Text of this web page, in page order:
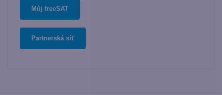
Můj freeSAT
Partnerská síť